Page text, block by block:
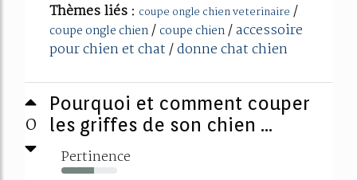
Thèmes liés : coupe ongle chien veterinaire /
coupe ongle chien/ coupe chien/accessoire
pour chien et chat/donne chat chien
0
Pourquoi et comment couper
les griffes de son chien ...
Pertinence
58%